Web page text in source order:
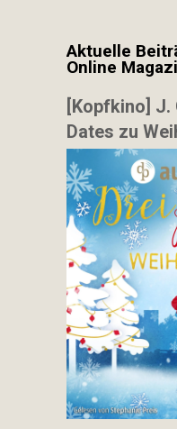
Aktuelle
Online
[Kopfkino] J.
Dates zu